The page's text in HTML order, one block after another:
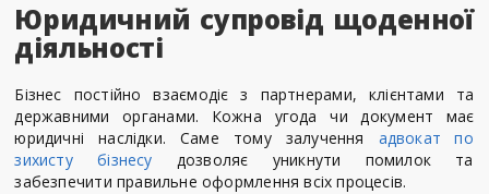
Юридичний супровід щоденної
діяльності
Бізнес постійно взаємодіє з партнерами, клієнтами та
державними органами. Кожна угода чи документ має
юридичні наслідки. Саме тому залучення адвокат по
зихисту бізнесу дозволяє уникнути помилок та
забезпечити правильне оформлення всіх процесів.